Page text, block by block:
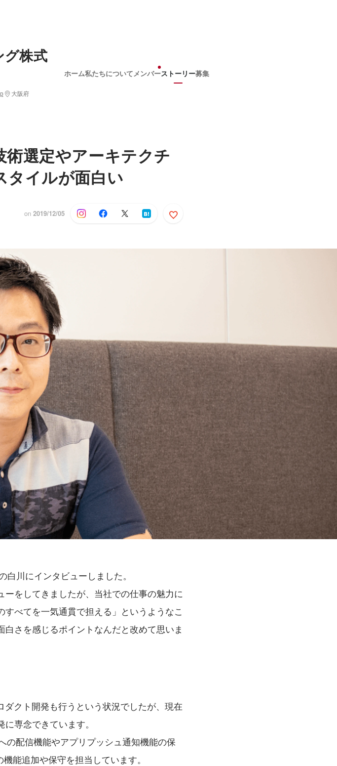
グ株式
大阪府
ホーム私たちについて メンバーストーリー募集
選定やアーキテクチ
タイルが面白い
on 2019/12/05
川にインタビューしました。
をしてきましたが、当社での仕事の魅力に
べてを一気通貫で担える」というようなこ
さを感じるポイントなんだと改めて思いま
クト開発も行うという状況でしたが、現在
専念できています。
の配信機能やアプリプッシュ通知機能の保
能追加や保守を担当しています。